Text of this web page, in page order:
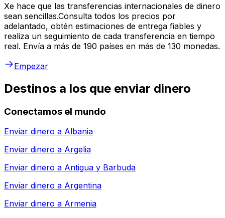
Xe hace que las transferencias internacionales de dinero
sean sencillas.Consulta todos los precios por
adelantado, obtén estimaciones de entrega fiables y
realiza un seguimiento de cada transferencia en tiempo
real. Envía a más de 190 países en más de 130 monedas.
Empezar
Destinos a los que enviar dinero
Conectamos el mundo
Enviar dinero a Albania
Enviar dinero a Argelia
Enviar dinero a Antigua y Barbuda
Enviar dinero a Argentina
Enviar dinero a Armenia